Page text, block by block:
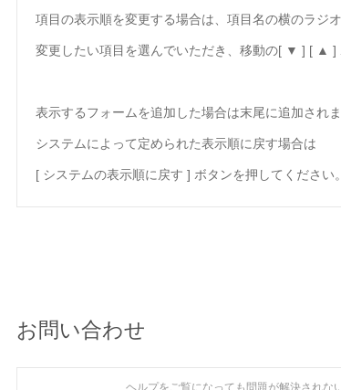
項目の表示順を変更する場合は、項目名の横のラジ
変更したい項目を選んでいただき、移動の[ ▼ ] [ ▲ ]
表示するフォームを追加した場合は末尾に追加されま
システムによって定められた表示順に戻す場合は
[ システムの表示順に戻す ] ボタンを押してください。
お問い合わせ